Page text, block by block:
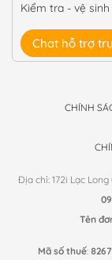
Kiểm tra - vệ
Chat hỗ trợ
CHÍNH
Địa chỉ: 172i Lạc Long
Tên
Mã số thuế: